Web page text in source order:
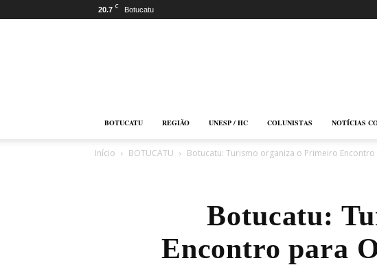
20.7 C Botucatu
BOTUCATU REGIÃO UNESP / HC COLUNISTAS NOTÍCIAS
Início BOTUCATU Botucatu: Turismo organiza o Primeiro
Botucatu:
Encontro para